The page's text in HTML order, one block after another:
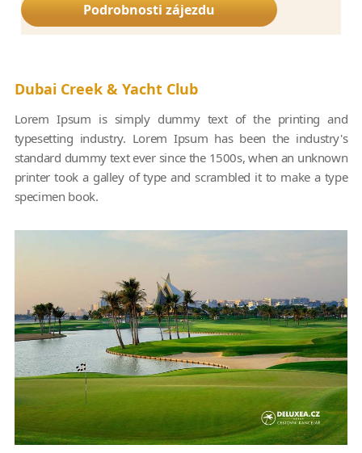
Podrobnosti zájezdu
Dubai Creek & Yacht Club
Lorem Ipsum is simply dummy text of the printing and
typesetting industry. Lorem Ipsum has been the industry's
standard dummy text ever since the 1500s, when an unknown
printer took a galley of type and scrambled it to make a type
specimen book.